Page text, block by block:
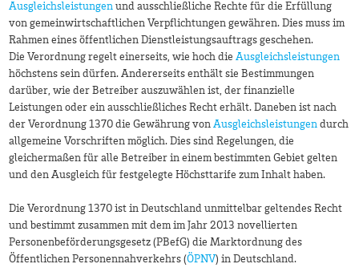
Ausgleichsleistungen und ausschließliche Rechte für die Erfüllung
von gemeinwirtschaftlichen Verpflichtungen gewähren. Dies muss im
Rahmen eines öffentlichen Dienstleistungsauftrags geschehen.
Die Verordnung regelt einerseits, wie hoch die Ausgleichsleistungen
höchstens sein dürfen. Andererseits enthält sie Bestimmungen
darüber, wie der Betreiber auszuwählen ist, der finanzielle
Leistungen oder ein ausschließliches Recht erhält. Daneben ist nach
der Verordnung 1370 die Gewährung von Ausgleichsleistungen durch
allgemeine Vorschriften möglich. Dies sind Regelungen, die
gleichermaßen für alle Betreiber in einem bestimmten Gebiet gelten
und den Ausgleich für festgelegte Höchsttarife zum Inhalt haben.
Die Verordnung 1370 ist in Deutschland unmittelbar geltendes Recht
und bestimmt zusammen mit dem im Jahr 2013 novellierten
Personenbeförderungsgesetz (PBefG) die Marktordnung des
Öffentlichen Personennahverkehrs (ÖPNV) in Deutschland.